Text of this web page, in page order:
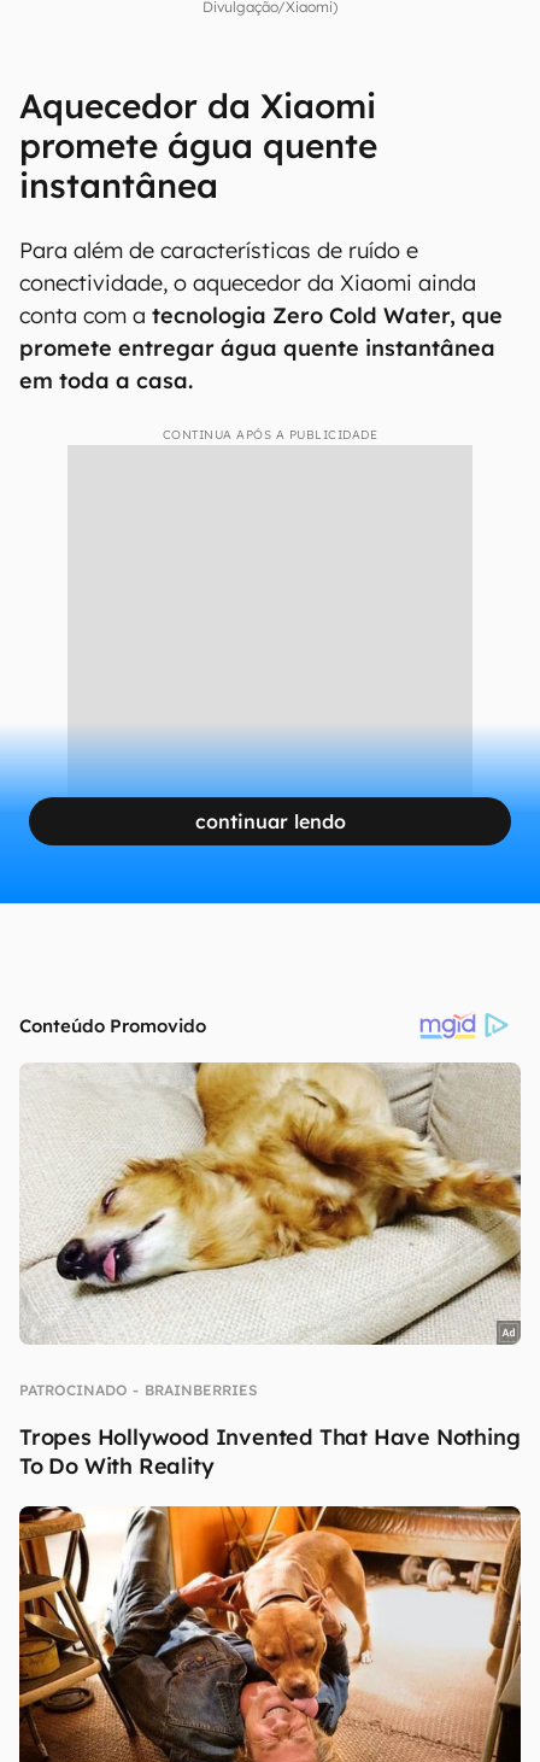
Divulgação/Xiaomi)
Aquecedor da Xiaomi
promete água quente
instantânea
Para além de características de ruído e
conectividade, o aquecedor da Xiaomi ainda
conta com a tecnologia Zero Cold Water, que
promete entregar água quente instantânea
em toda a casa.
CONTINUA APÓS A PUBLICIDADE
continuar lendo